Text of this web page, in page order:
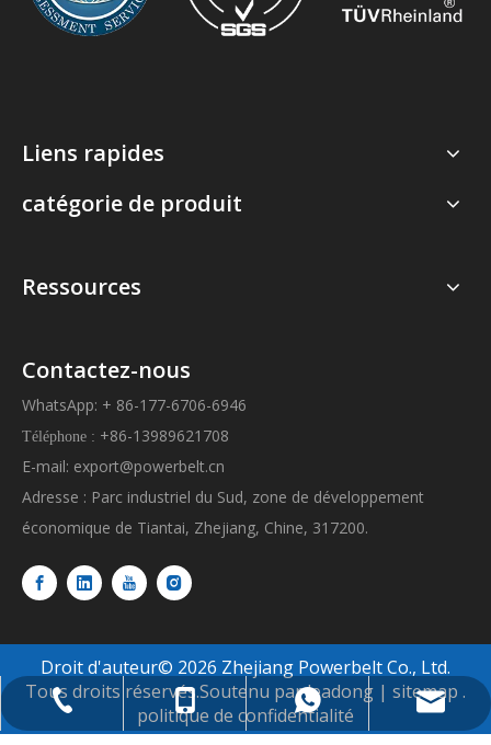
Liens rapides
catégorie de produit
Ressources
+ 86-8393-8618
+86-13989621708
+ 86-177-6706-6946
export@powerbelt.cn
Contactez-nous
WhatsApp: + 86-177-6706-6946
Téléphone : +86-13989621708
E-mail: export@powerbelt.cn
Adresse : Parc industriel du Sud, zone de développement
économique de Tiantai, Zhejiang, Chine, 317200.
Droit d'auteur© 2026 Zhejiang Powerbelt Co., Ltd.
Tous droits réservés.Soutenu parleadong | sitemap .
politique de confidentialité